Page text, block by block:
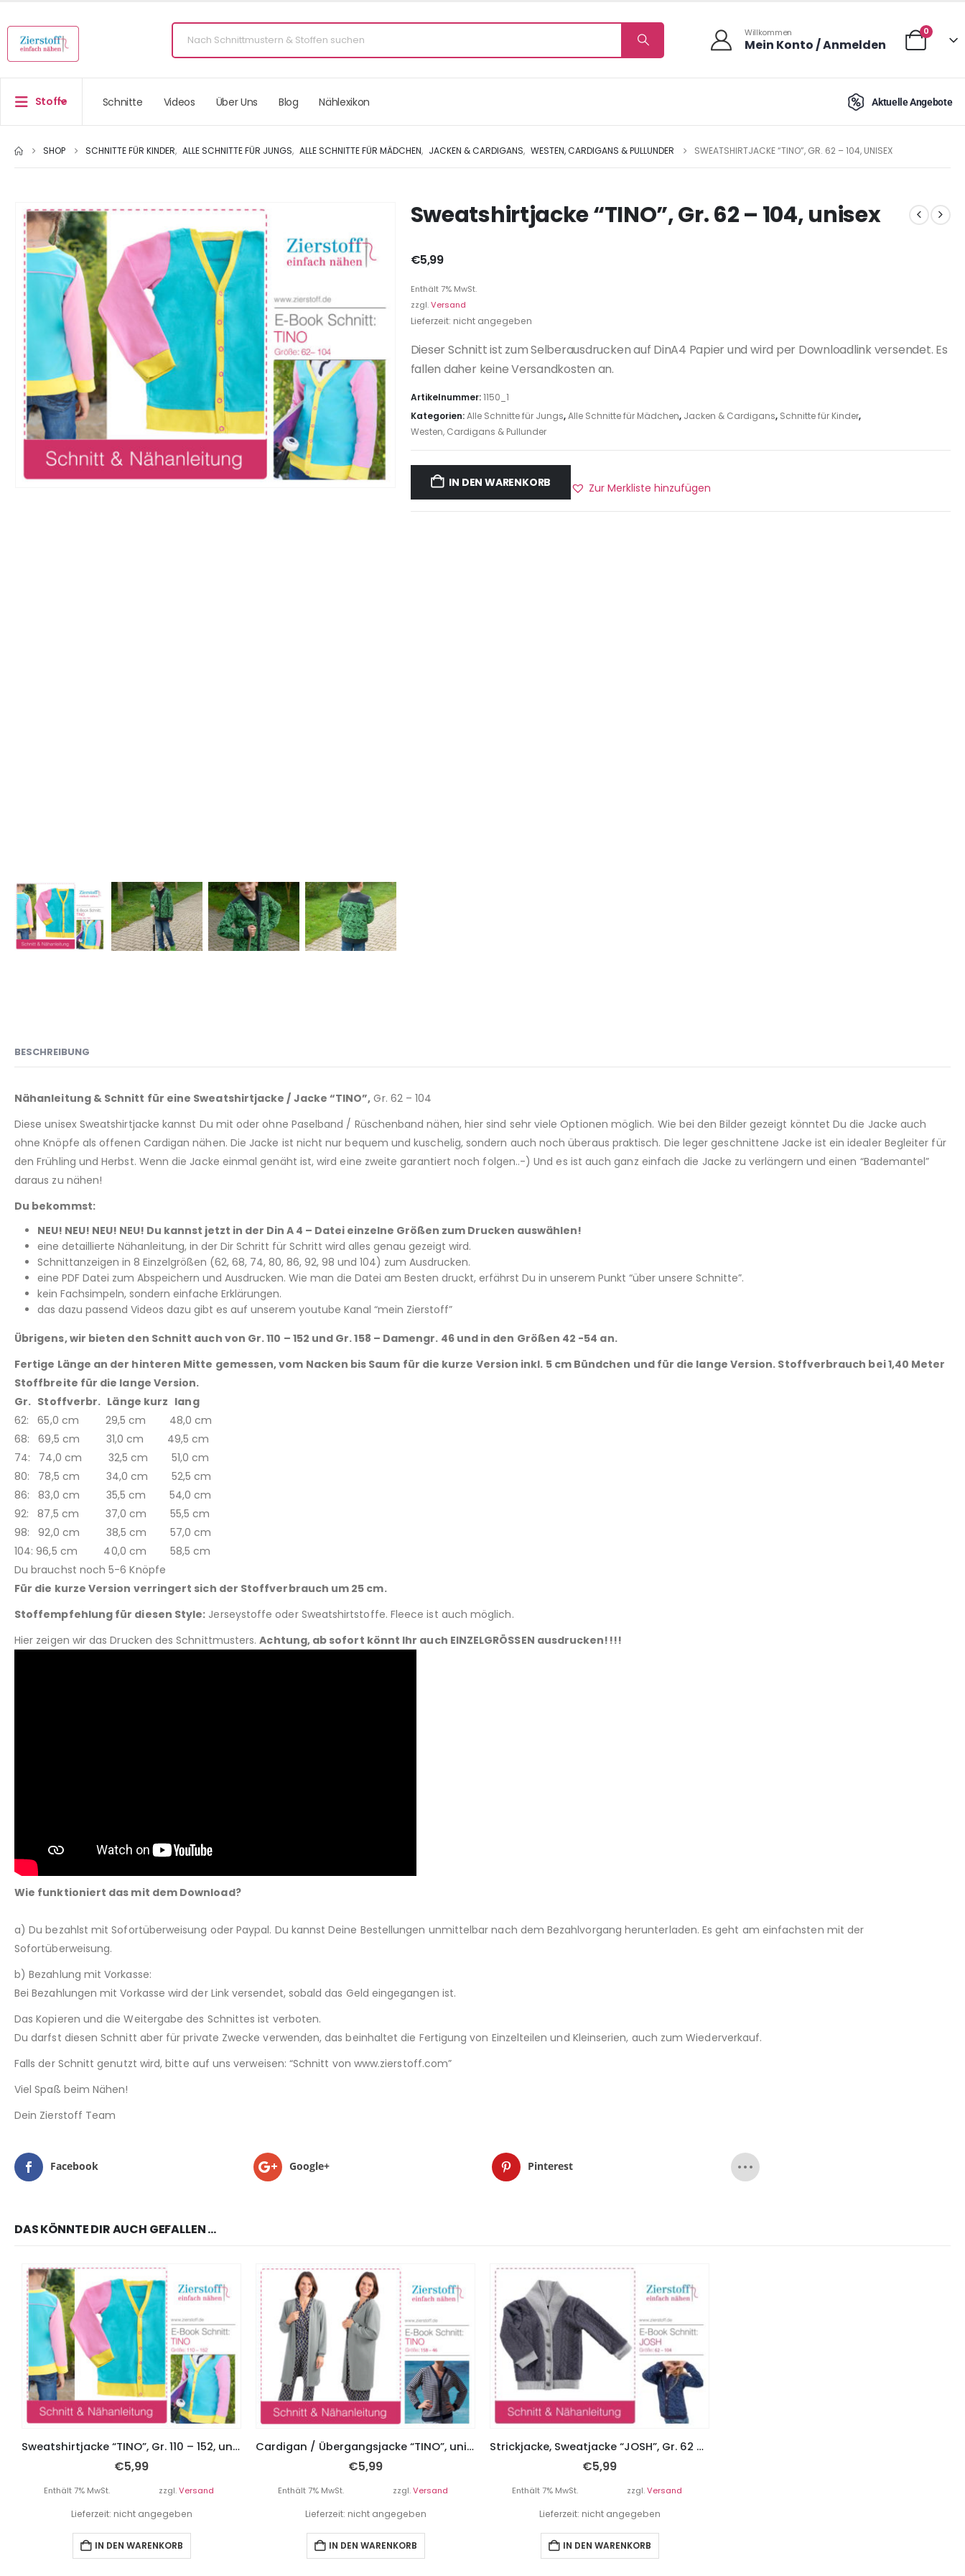
Willkommen
Mein Konto / Anmelden
0
Stoffe Schnitte Videos Über Uns Blog Nählexikon Aktuelle Angebote
SHOP SCHNITTE FÜR KINDER, ALLE SCHNITTE FÜR JUNGS, ALLE SCHNITTE FÜR MÄDCHEN, JACKEN & CARDIGANS, WESTEN, CARDIGANS & PULLUNDER SWEATSHIRTJACKE “TINO”, GR. 62 – 104, UNISEX
Sweatshirtjacke “TINO”, Gr. 62 – 104, unisex
€5,99
Enthält 7% MwSt.
zzgl.Versand
Lieferzeit: nicht angegeben
Dieser Schnitt ist zum Selberausdrucken auf DinA4 Papier und wird per Downloadlink versendet. Es
fallen daher keine Versandkosten an.
Artikelnummer:1150_1
Kategorien:Alle Schnitte für Jungs,Alle Schnitte für Mädchen, Jacken & Cardigans, Schnitte für Kinder,
Westen, Cardigans & Pullunder
IN DEN WARENKORB Zur Merkliste hinzufügen
BESCHREIBUNG
Nähanleitung & Schnitt für eine Sweatshirtjacke / Jacke “TINO”, Gr. 62 – 104
Diese unisex Sweatshirtjacke kannst Du mit oder ohne Paselband / Rüschenband nähen, hier sind sehr viele Optionen möglich. Wie bei den Bilder gezeigt könntet Du die Jacke auch
ohne Knöpfe als offenen Cardigan nähen. Die Jacke ist nicht nur bequem und kuschelig, sondern auch noch überaus praktisch. Die leger geschnittene Jacke ist ein idealer Begleiter für
den Frühling und Herbst. Wenn die Jacke einmal genäht ist, wird eine zweite garantiert noch folgen..-) Und es ist auch ganz einfach die Jacke zu verlängern und einen “Bademantel”
daraus zu nähen!
Du bekommst:
NEU! NEU! NEU! NEU! Du kannst jetzt in der Din A 4 – Datei einzelne Größen zum Drucken auswählen!
eine detaillierte Nähanleitung, in der Dir Schritt für Schritt wird alles genau gezeigt wird.
Schnittanzeigen in 8 Einzelgrößen (62, 68, 74, 80, 86, 92, 98 und 104) zum Ausdrucken.
eine PDF Datei zum Abspeichern und Ausdrucken. Wie man die Datei am Besten druckt, erfährst Du in unserem Punkt “über unsere Schnitte”.
kein Fachsimpeln, sondern einfache Erklärungen.
das dazu passend Videos dazu gibt es auf unserem youtube Kanal “mein Zierstoff”
Übrigens, wir bieten den Schnitt auch von Gr. 110 – 152 und Gr. 158 – Damengr. 46 und in den Größen 42 -54 an.
Fertige Länge an der hinteren Mitte gemessen, vom Nacken bis Saum für die kurze Version inkl. 5 cm Bündchen und für die lange Version. Stoffverbrauch bei 1,40 Meter
Stoffbreite für die lange Version.
Gr. Stoffverbr. Länge kurz lang
62: 65,0 cm 29,5 cm 48,0 cm
68: 69,5 cm 31,0 cm 49,5 cm
74: 74,0 cm 32,5 cm 51,0 cm
80: 78,5 cm 34,0 cm 52,5 cm
86: 83,0 cm 35,5 cm 54,0 cm
92: 87,5 cm 37,0 cm 55,5 cm
98: 92,0 cm 38,5 cm 57,0 cm
104: 96,5 cm 40,0 cm 58,5 cm
Du brauchst noch 5-6 Knöpfe
Für die kurze Version verringert sich der Stoffverbrauch um 25 cm.
Stoffempfehlung für diesen Style: Jerseystoffe oder Sweatshirtstoffe. Fleece ist auch möglich.
Hier zeigen wir das Drucken des Schnittmusters.Achtung, ab sofort könnt Ihr auch EINZELGRÖSSEN ausdrucken!!!!
Wie funktioniert das mit dem Download?
a) Du bezahlst mit Sofortüberweisung oder Paypal. Du kannst Deine Bestellungen unmittelbar nach dem Bezahlvorgang herunterladen. Es geht am einfachsten mit der
Sofortüberweisung.
b) Bezahlung mit Vorkasse:
Bei Bezahlungen mit Vorkasse wird der Link versendet, sobald das Geld eingegangen ist.
Das Kopieren und die Weitergabe des Schnittes ist verboten.
Du darfst diesen Schnitt aber für private Zwecke verwenden, das beinhaltet die Fertigung von Einzelteilen und Kleinserien, auch zum Wiederverkauf.
Falls der Schnitt genutzt wird, bitte auf uns verweisen: “Schnitt von www.zierstoff.com”
Viel Spaß beim Nähen!
Dein Zierstoff Team
Facebook Google+ Pinterest
DAS KÖNNTE DIR AUCH GEFALLEN …
Sweatshirtjacke “TINO”, Gr. 110 – 152, unisex
€5,99
Enthält 7% MwSt. zzgl.Versand
Lieferzeit: nicht angegeben
IN DEN WARENKORB
Cardigan / Übergangsjacke “TINO”, unisex, 158 – Damengr. 46
€5,99
Enthält 7% MwSt. zzgl.Versand
Lieferzeit: nicht angegeben
IN DEN WARENKORB
Strickjacke, Sweatjacke “JOSH”, Gr. 62 – 104, unisex
€5,99
Enthält 7% MwSt. zzgl.Versand
Lieferzeit: nicht angegeben
IN DEN WARENKORB